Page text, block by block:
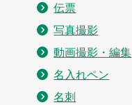
伝票
写真撮影
動画撮影・編集
名入れペン
名刺